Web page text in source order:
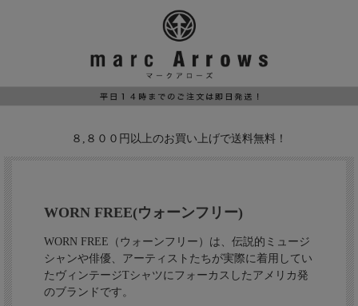
８,８００円以上のお買い上げで送料無料！
WORN FREE(ウォーンフリー)
WORN FREE（ウォーンフリー）は、伝説的ミュージ
シャンや俳優、アーティストたちが実際に着用してい
たヴィンテージTシャツにフォーカスしたアメリカ発
のブランドです。